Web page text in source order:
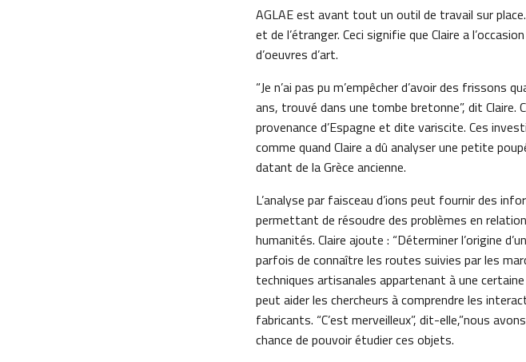
AGLAE est avant tout un outil de travail sur
et de l’étranger. Ceci signifie que Claire a
d’oeuvres d’art.
“Je n’ai pas pu m’empêcher d’avoir des frissons
ans, trouvé dans une tombe bretonne”, dit Claire.
provenance d’Espagne et dite variscite. Ces
comme quand Claire a dû analyser une petite
datant de la Grèce ancienne.
L’analyse par faisceau d’ions peut fournir des
permettant de résoudre des problèmes en
humanités. Claire ajoute : “Déterminer l’origine
parfois de connaître les routes suivies par les
techniques artisanales appartenant à une certaine
peut aider les chercheurs à comprendre les
fabricants. “C’est merveilleux”, dit-elle,”nous
chance de pouvoir étudier ces objets.